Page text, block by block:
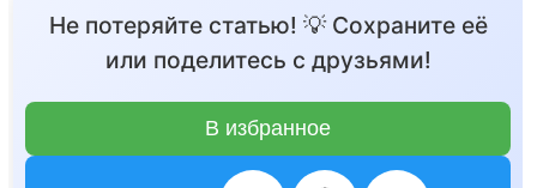
Не потеряйте статью! 💡 Сохраните её
или поделитесь с друзьями!
В избранное